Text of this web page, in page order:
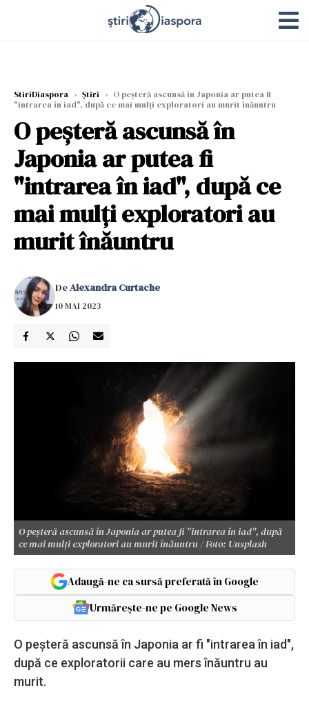
StiriDiaspora › Știri › O peșteră ascunsă în Japonia ar putea fi
"intrarea în iad", după ce mai mulți exploratori au murit înăuntru
O peșteră ascunsă în
Japonia ar putea fi
"intrarea în iad", după ce
mai mulți exploratori au
murit înăuntru
DeAlexandra Curtache
10 MAI 2023
O peșteră ascunsă în Japonia ar putea fi "intrarea în iad", după
ce mai mulți exploratori au murit înăuntru / Foto: Unsplash
Adaugă-ne ca sursă preferată în Google
Urmărește-ne pe Google News
O peșteră ascunsă în Japonia ar fi "intrarea în iad",
după ce exploratorii care au mers înăuntru au
murit.